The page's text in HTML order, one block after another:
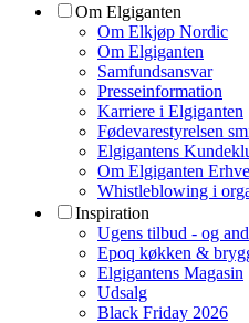
Om Elgiganten
Om Elkjøp Nordic
Om Elgiganten
Samfundsansvar
Presseinformation
Karriere i Elgiganten
Fødevarestyrelsen
Elgigantens
Om Elgiganten
Whistleblowing i
Inspiration
Ugens tilbud - og
Epoq køkken &
Elgigantens Magasin
Udsalg
Black Friday 2026